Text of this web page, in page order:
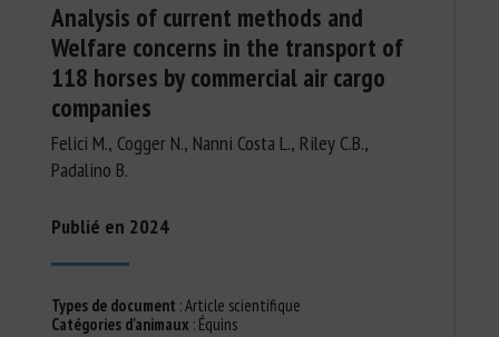
Analysis of current methods and
Welfare concerns in the transport of
118 horses by commercial air cargo
companies
Felici M., Cogger N., Nanni Costa L., Riley C.B.,
Padalino B.
Publié en 2024
Types de document :Article scientifique
Catégories d'animaux : Équins